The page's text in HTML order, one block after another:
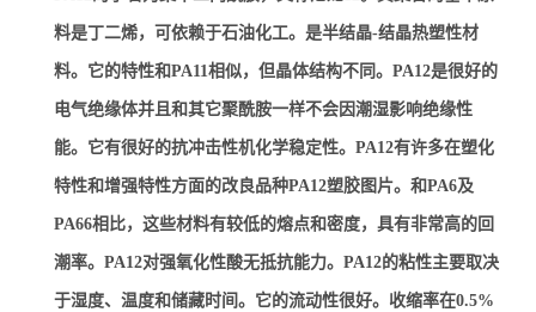
料是丁二烯，可依赖于石油化工。是半结晶-结晶热塑性材
料。它的特性和PA11相似，但晶体结构不同。PA12是很好的
电气绝缘体并且和其它聚酰胺一样不会因潮湿影响绝缘性
能。它有很好的抗冲击性机化学稳定性。PA12有许多在塑化
特性和增强特性方面的改良品种PA12塑胶图片。和PA6及
PA66相比，这些材料有较低的熔点和密度，具有非常高的回
潮率。PA12对强氧化性酸无抵抗能力。PA12的粘性主要取决
于湿度、温度和储藏时间。它的流动性很好。收缩率在0.5%